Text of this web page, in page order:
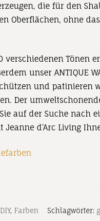
die für den
Oberflächen, ohne
verschiedenen Tönen
unser ANTIQUE
und patinieren
Der
auf der Suche nach
d’Arc Living
DIY, Farben Schlagwörter: